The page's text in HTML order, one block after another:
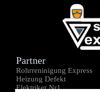
Partner
Rohrreninigung Express
Heizung Defekt
Elektriker Nr1